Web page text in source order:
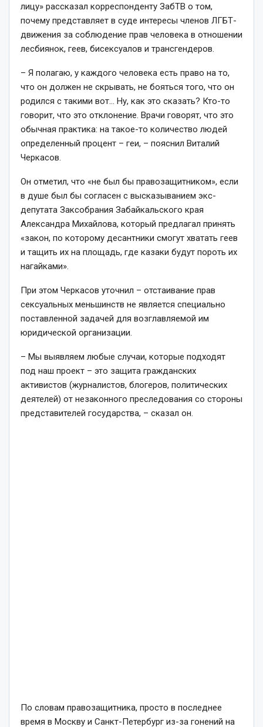
лицу» рассказал корреспонденту ЗабТВ о том,
почему представляет в суде интересы членов ЛГБТ-
движения за соблюдение прав человека в отношении
лесбиянок, геев, бисексуалов и трансгендеров.
– Я полагаю, у каждого человека есть право на то,
что он должен не скрывать, не бояться того, что он
родился с такими вот… Ну, как это сказать? Кто-то
говорит, что это отклонение. Врачи говорят, что это
обычная практика: на такое-то количество людей
определенный процент – геи, – пояснил Виталий
Черкасов.
Он отметил, что «не был бы правозащитником», если
в душе был бы согласен с высказыванием экс-
депутата Заксобрания Забайкальского края
Александра Михайлова, который предлагал принять
«закон, по которому десантники смогут хватать геев
и тащить их на площадь, где казаки будут пороть их
нагайками».
При этом Черкасов уточнил – отстаивание прав
сексуальных меньшинств не является специально
поставленной задачей для возглавляемой им
юридической организации.
– Мы выявляем любые случаи, которые подходят
под наш проект – это защита гражданских
активистов (журналистов, блогеров, политических
деятелей) от незаконного преследования со стороны
представителей государства, – сказал он.
По словам правозащитника, просто в последнее
время в Москву и Санкт-Петербург из-за гонений на